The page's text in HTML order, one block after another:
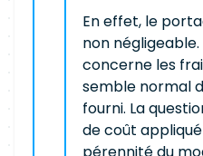
En effet, le
non
concerne les
semble normal
fourni. La
de coût